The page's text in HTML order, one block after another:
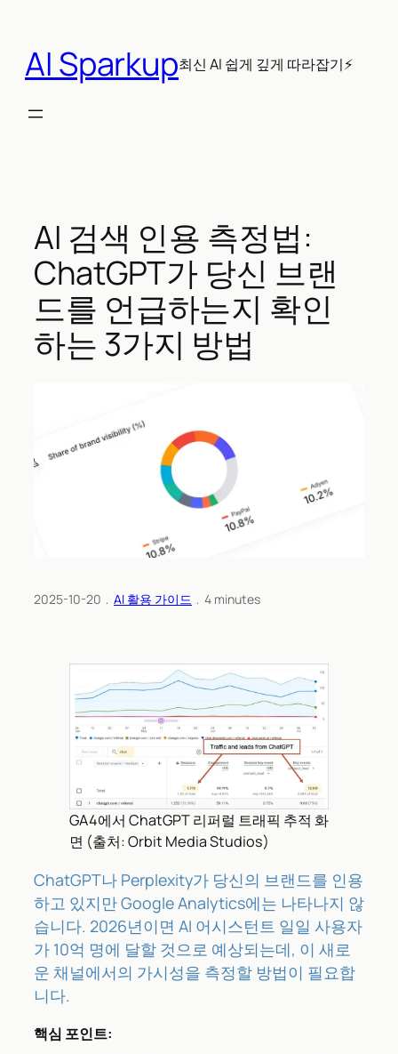
AI Sparkup최신 AI 쉽게 깊게 따라잡기⚡
AI 검색 인용 측정법:
ChatGPT가 당신 브랜
드를 언급하는지 확인
하는 3가지 방법
2025-10-20 ﹒ AI 활용 가이드 ﹒ 4 minutes
GA4에서 ChatGPT 리퍼럴 트래픽 추적 화
면 (출처: Orbit Media Studios)
ChatGPT나 Perplexity가 당신의 브랜드를 인용
하고 있지만 Google Analytics에는 나타나지 않
습니다. 2026년이면 AI 어시스턴트 일일 사용자
가 10억 명에 달할 것으로 예상되는데, 이 새로
운 채널에서의 가시성을 측정할 방법이 필요합
니다.
핵심 포인트: